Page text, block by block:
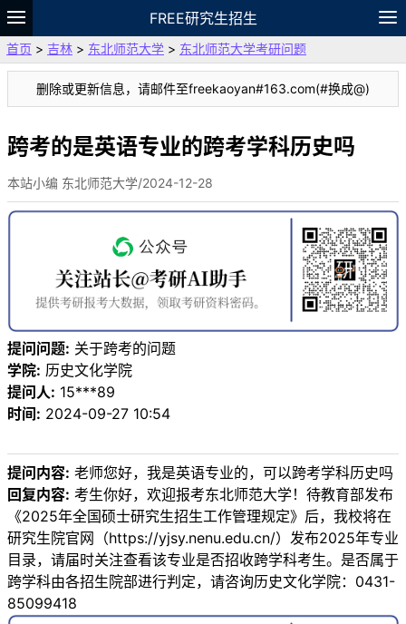
FREE研究生招生
题库
故事 专题 APP 笔记
论坛
VIP
资料
首页 > 吉林 > 东北师范大学 > 东北师范大学考研问题
删除或更新信息，请邮件至freekaoyan#163.com(#换成@)
跨考的是英语专业的跨考学科历史吗
本站小编 东北师范大学/2024-12-28
提问问题: 关于跨考的问题
学院: 历史文化学院
提问人: 15***89
时间: 2024-09-27 10:54
提问内容: 老师您好，我是英语专业的，可以跨考学科历史吗
回复内容: 考生你好，欢迎报考东北师范大学！待教育部发布
《2025年全国硕士研究生招生工作管理规定》后，我校将在
研究生院官网（https://yjsy.nenu.edu.cn/）发布2025年专业
目录，请届时关注查看该专业是否招收跨学科考生。是否属于
跨学科由各招生院部进行判定，请咨询历史文化学院：0431-
85099418